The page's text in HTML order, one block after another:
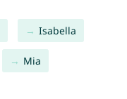
Isabella
Mia